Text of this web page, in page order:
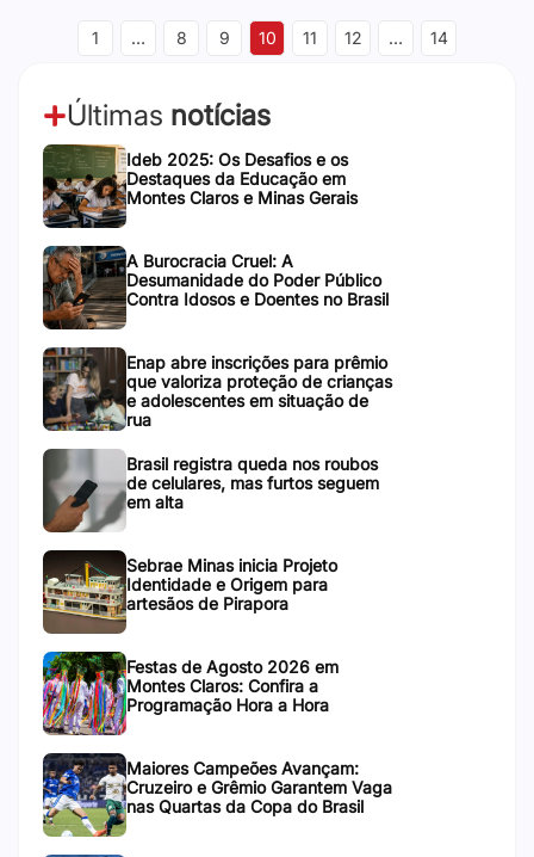
1 … 8 9 10 11 12 … 14
Últimas notícias
Ideb 2025: Os Desafios e os
Destaques da Educação em
Montes Claros e Minas Gerais
A Burocracia Cruel: A
Desumanidade do Poder Público
Contra Idosos e Doentes no Brasil
Enap abre inscrições para prêmio
que valoriza proteção de crianças
e adolescentes em situação de
rua
Brasil registra queda nos roubos
de celulares, mas furtos seguem
em alta
Sebrae Minas inicia Projeto
Identidade e Origem para
artesãos de Pirapora
Festas de Agosto 2026 em
Montes Claros: Confira a
Programação Hora a Hora
Maiores Campeões Avançam:
Cruzeiro e Grêmio Garantem Vaga
nas Quartas da Copa do Brasil